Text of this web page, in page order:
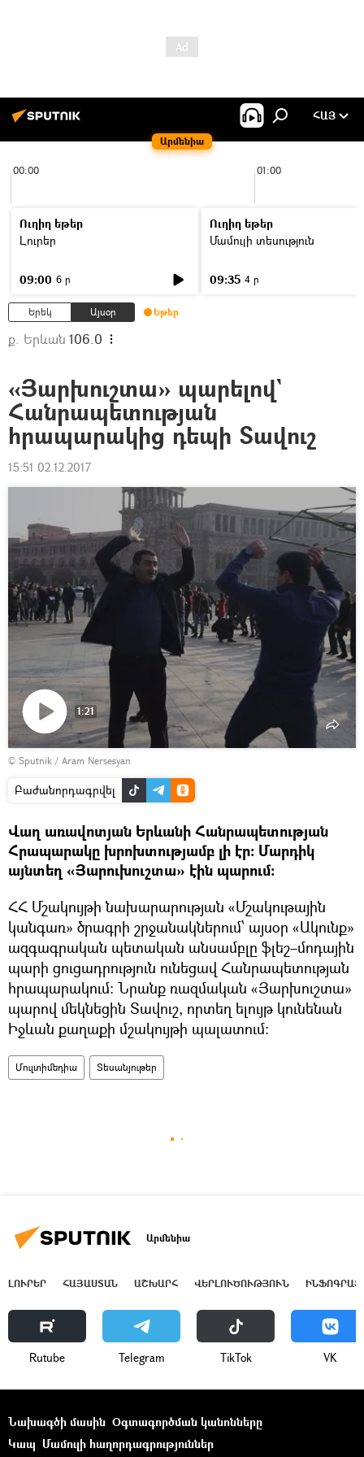
Արմենիա
ՀԱՅ
00:00 01:00
Ուղիղ եթեր
Լուրեր
09:00 6 ր
Ուղիղ եթեր
Մամուլի տեսություն
09:35 4 ր
Երեկ Այսօր Եթեր
ք. Երևան 106.0
«Յարխուշտա» պարելով`
Հանրապետության
հրապարակից դեպի Տավուշ
15:51 02.12.2017
տեսանյութը
1:21
© Sputnik / Aram Nersesyan
Բաժանորդագրվել
Վաղ առավոտյան Երևանի Հանրապետության
Հրապարակը խրոխտությամբ լի էր։ Մարդիկ
այնտեղ «Յարուխուշտա» էին պարում։
ՀՀ Մշակույթի նախարարության «Մշակութային
կանգառ» ծրագրի շրջանակներում՝ այսօր «Ակունք»
ազգագրական պետական անսամբլը ֆլեշ–մոդային
պարի ցուցադրություն ունեցավ Հանրապետության
հրապարակում։ Նրանք ռազմական «Յարխուշտա»
պարով մեկնեցին Տավուշ, որտեղ ելույթ կունենան
Իջևան քաղաքի մշակույթի պալատում։
Մուլտիմեդիա Տեսանյութեր
Արմենիա
ԼՈՒՐԵՐ ՀԱՅԱՍՏԱՆ ԱՇԽԱՐՀ ՎԵՐԼՈՒԾՈՒԹՅՈՒՆ
Rutube Telegram ТikТоk VK
Նախագծի մասին Օգտագործման կանոնները
Կապ Մամուլի հաղորդագրություններ